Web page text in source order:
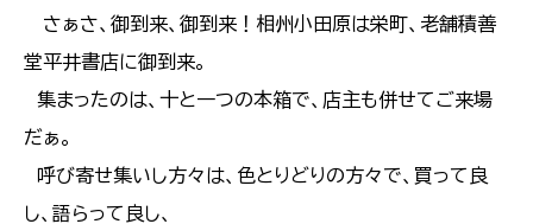
さぁさ、御到来、御到来！相州小田原は栄町、老舗積善
堂平井書店に御到来。
集まったのは、十と一つの本箱で、店主も併せてご来場
だぁ。
呼び寄せ集いし方々は、色とりどりの方々で、買って良
し、語らって良し、